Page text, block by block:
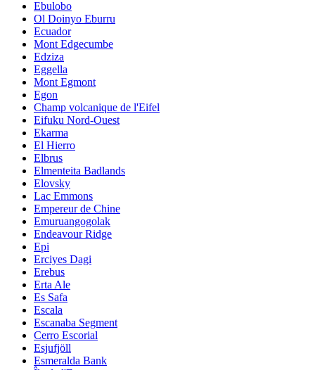
Ebulobo
Ol Doinyo Eburru
Ecuador
Mont Edgecumbe
Edziza
Eggella
Mont Egmont
Egon
Champ volcanique de l'Eifel
Eifuku Nord-Ouest
Ekarma
El Hierro
Elbrus
Elmenteita Badlands
Elovsky
Lac Emmons
Empereur de Chine
Emuruangogolak
Endeavour Ridge
Epi
Erciyes Dagi
Erebus
Erta Ale
Es Safa
Escala
Escanaba Segment
Cerro Escorial
Esjufjöll
Esmeralda Bank